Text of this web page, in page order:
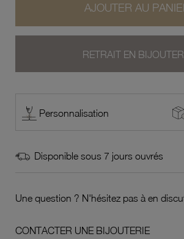
AJOUTER AU
RETRAIT EN
Personnalisation
Disponible sous 7 jours ouvrés
Une question ? N'hésitez pas à en
CONTACTER UNE BIJOUTERIE